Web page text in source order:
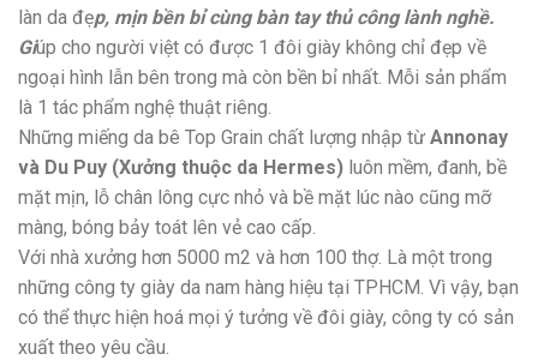
làn da đẹp, mịn bền bỉ cùng bàn tay thủ công lành nghề.
Giúp cho người việt có được 1 đôi giày không chỉ đẹp về
ngoại hình lẫn bên trong mà còn bền bỉ nhất. Mỗi sản phẩm
là 1 tác phẩm nghệ thuật riêng.
Những miếng da bê Top Grain chất lượng nhập từ Annonay
và Du Puy (Xưởng thuộc da Hermes) luôn mềm, đanh, bề
mặt mịn, lỗ chân lông cực nhỏ và bề mặt lúc nào cũng mỡ
màng, bóng bảy toát lên vẻ cao cấp.
Với nhà xưởng hơn 5000 m2 và hơn 100 thợ. Là một trong
những công ty giày da nam hàng hiệu tại TPHCM. Vì vậy, bạn
có thể thực hiện hoá mọi ý tưởng về đôi giày, công ty có sản
xuất theo yêu cầu.